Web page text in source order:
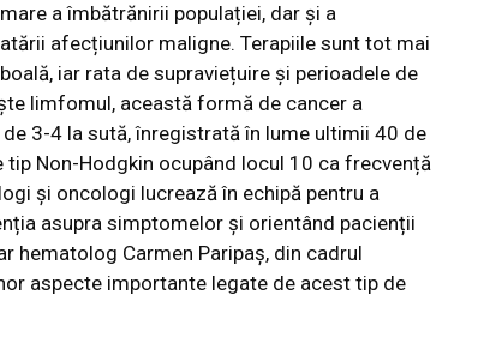
a îmbătrănirii populației, dar și a
afecțiunilor maligne. Terapiile sunt tot mai
iar rata de supraviețuire și perioadele de
limfomul, această formă de cancer a
3-4 la sută, înregistrată în lume ultimii 40 de
Non-Hodgkin ocupând locul 10 ca frecvență
și oncologi lucrează în echipă pentru a
asupra simptomelor și orientând pacienții
hematolog Carmen Paripaș, din cadrul
aspecte importante legate de acest tip de